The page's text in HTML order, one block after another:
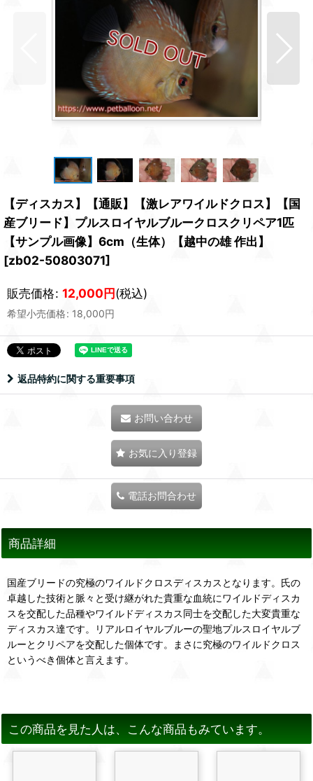
【ディスカス】【通販】【激レアワイルドクロス】【国
産ブリード】プルスロイヤルブルークロスクリペア1匹
【サンプル画像】6cm（生体）【越中の雄 作出】
[zb02-50803071]
販売価格: 12,000円(税込)
希望小売価格: 18,000円
返品特約に関する重要事項
お問い合わせ
お気に入り登録
電話お問合わせ
商品詳細
国産ブリードの究極のワイルドクロスディスカスとなります。氏の
卓越した技術と脈々と受け継がれた貴重な血統にワイルドディスカ
スを交配した品種やワイルドディスカス同士を交配した大変貴重な
ディスカス達です。リアルロイヤルブルーの聖地プルスロイヤルブ
ルーとクリペアを交配した個体です。まさに究極のワイルドクロス
というべき個体と言えます。
この商品を見た人は、こんな商品もみています。